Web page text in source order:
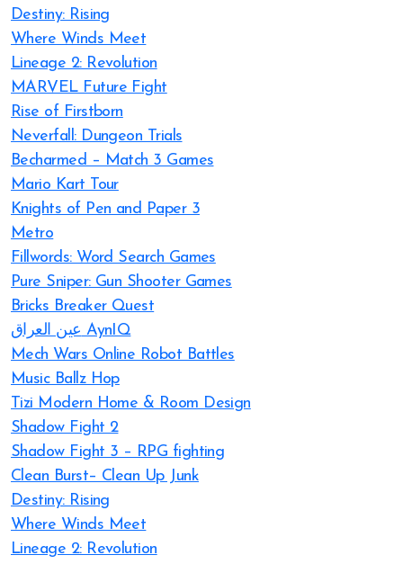
Destiny: Rising
Where Winds Meet
Lineage 2: Revolution
MARVEL Future Fight
Rise of Firstborn
Neverfall: Dungeon Trials
Becharmed – Match 3 Games
Mario Kart Tour
Knights of Pen and Paper 3
Metro
Fillwords: Word Search Games
Pure Sniper: Gun Shooter Games
Bricks Breaker Quest
عين العراق AynIQ
Mech Wars Online Robot Battles
Music Ballz Hop
Tizi Modern Home & Room Design
Shadow Fight 2
Shadow Fight 3 – RPG fighting
Clean Burst– Clean Up Junk
Destiny: Rising
Where Winds Meet
Lineage 2: Revolution